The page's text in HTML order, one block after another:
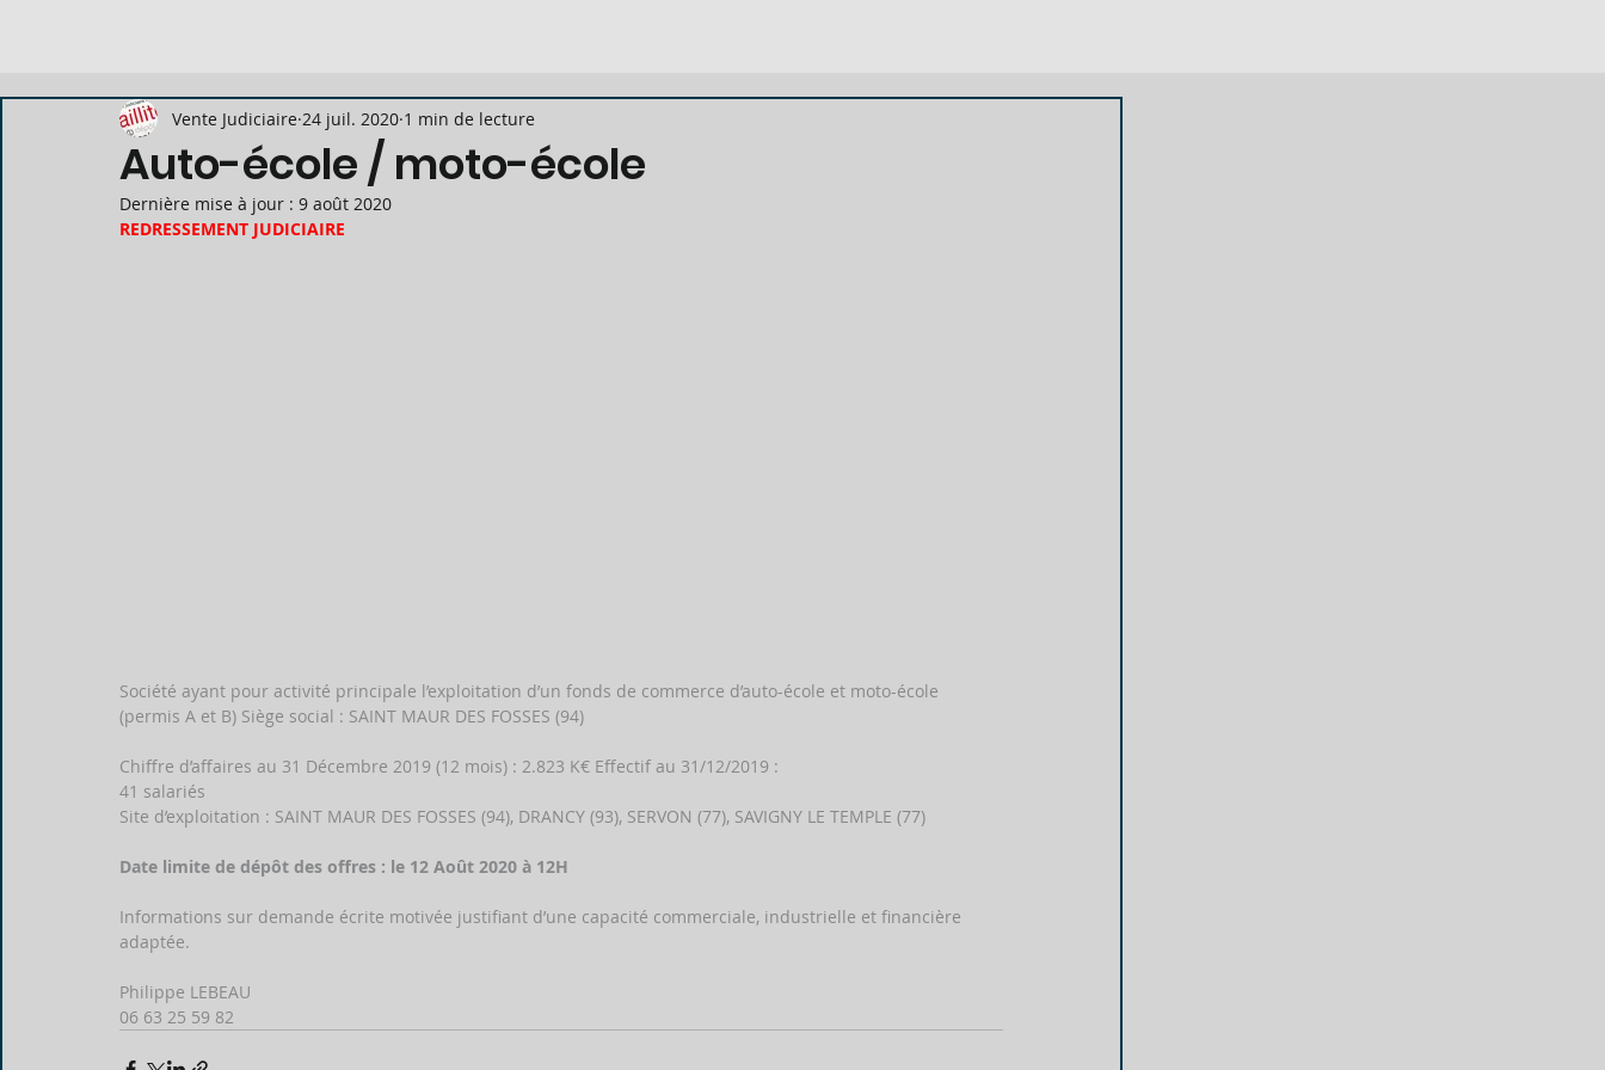
Auto-école / moto-école
Vente Judiciaire 24 juil. 2020 1 min de lecture
Dernière mise à jour : 9 août 2020
REDRESSEMENT JUDICIAIRE
Société ayant pour activité principale l’exploitation d’un fonds de commerce d’auto-école et moto-école
(permis A et B) Siège social : SAINT MAUR DES FOSSES (94)
Chiffre d’affaires au 31 Décembre 2019 (12 mois) : 2.823 K€ Effectif au 31/12/2019 :
41 salariés
Site d’exploitation : SAINT MAUR DES FOSSES (94), DRANCY (93), SERVON (77), SAVIGNY LE TEMPLE (77)
Date limite de dépôt des offres : le 12 Août 2020 à 12H
Informations sur demande écrite motivée justifiant d’une capacité commerciale, industrielle et financière
adaptée.
Philippe LEBEAU
06 63 25 59 82